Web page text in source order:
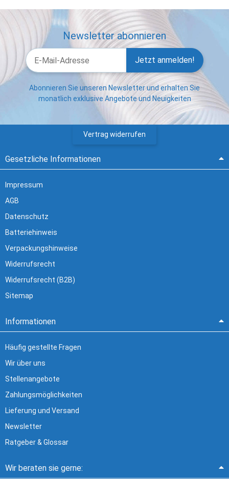
Newsletter abonnieren
Jetzt anmelden!
Abonnieren Sie unseren Newsletter und erhalten Sie
monatlich exklusive Angebote und Neuigkeiten
Vertrag widerrufen
Gesetzliche Informationen
Impressum
AGB
Datenschutz
Batteriehinweis
Verpackungshinweise
Widerrufsrecht
Widerrufsrecht (B2B)
Sitemap
Informationen
Häufig gestellte Fragen
Wir über uns
Stellenangebote
Zahlungsmöglichkeiten
Lieferung und Versand
Newsletter
Ratgeber & Glossar
Wir beraten sie gerne: